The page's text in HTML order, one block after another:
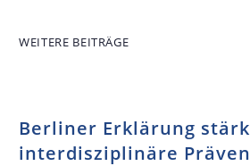
die Praxis
WEITERE BEITRÄGE
Berliner Erklärung
interdisziplinäre